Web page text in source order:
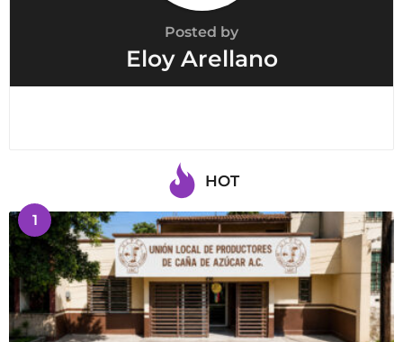
Posted by
Eloy Arellano
HOT
1